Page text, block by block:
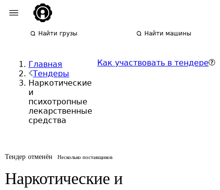
Найти грузы Найти машины
Главная
Тендеры
Наркотические
и
психотропные
лекарственные
средства
Как участвовать в тендере
Тендер отменён Несколько поставщиков
Наркотические и